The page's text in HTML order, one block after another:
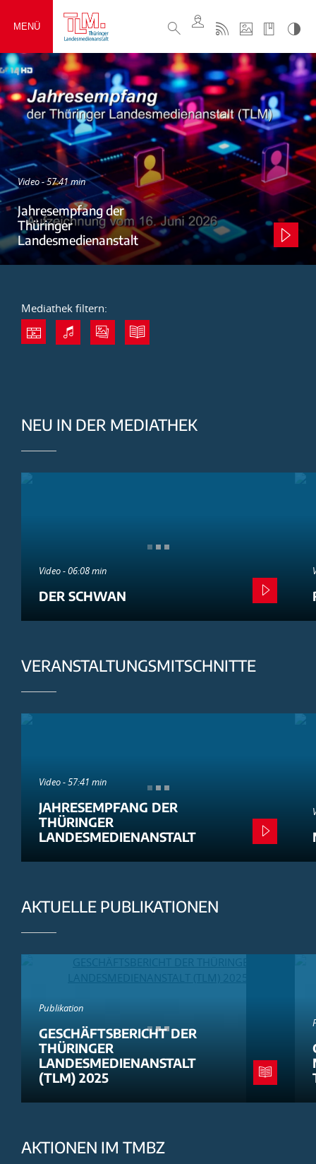
MENÜ
Video - 57:41 min
Jahresempfang der
Thüringer
Landesmedienanstalt
Mediathek filtern:
NEU IN DER MEDIATHEK
Video - 06:08 min
DER SCHWAN
VERANSTALTUNGSMITSCHNITTE
Video - 57:41 min
JAHRESEMPFANG DER
THÜRINGER
LANDESMEDIENANSTALT
AKTUELLE PUBLIKATIONEN
Publikation
GESCHÄFTSBERICHT DER
THÜRINGER
LANDESMEDIENANSTALT
(TLM) 2025
AKTIONEN IM TMBZ